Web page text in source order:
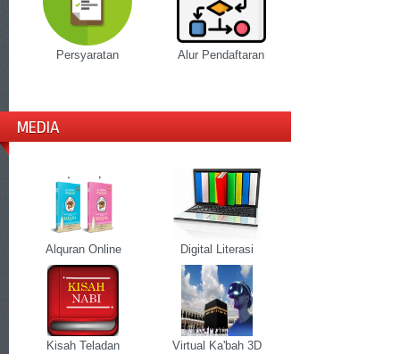
Persyaratan Alur Pendaftaran
MEDIA
Alquran Online Digital Literasi
Kisah Teladan Virtual Ka'bah 3D